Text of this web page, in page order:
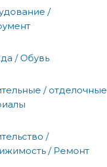
/
/ Обувь
/ отделочные
/
/ Ремонт